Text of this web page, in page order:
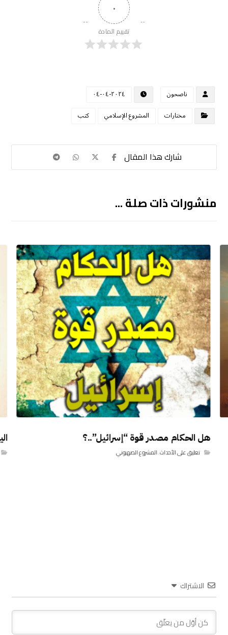
٠
تقييم المادة
ناصحون
٢٠٢٤-٠٤-٠٤
مختارات
المشروع الإسلامي كتب
منشورات ذات صلة ...
هل الحكام مصدر قوة “إسرائيل”..؟
تعليق على الأحداث,المشروع الصهيوني
الاشتراك